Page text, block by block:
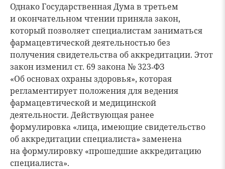
Однако Государственная Дума в третьем
и окончательном чтении приняла закон,
который позволяет специалистам заниматься
фармацевтической деятельностью без
получения свидетельства об аккредитации. Этот
закон изменил ст. 69 закона № 323‑ФЗ
«Об основах охраны здоровья», которая
регламентирует положения для ведения
фармацевтической и медицинской
деятельности. Действующая ранее
формулировка «лица, имеющие свидетельство
об аккредитации специалиста» заменена
на формулировку «прошедшие аккредитацию
специалиста».